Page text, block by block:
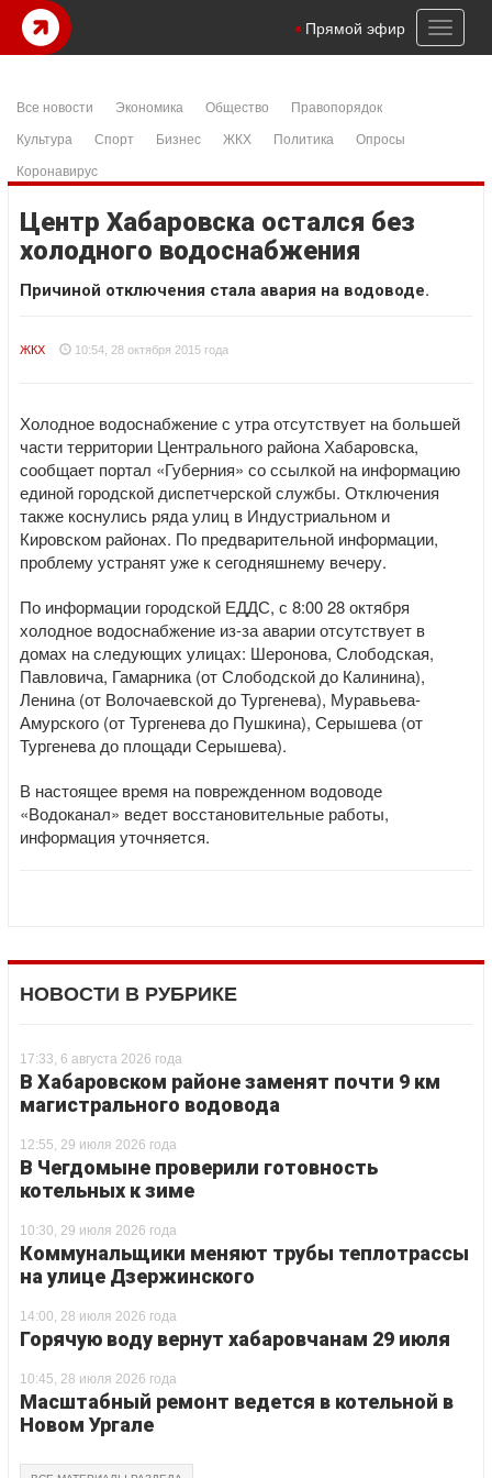
Toggle
Прямой эфир
Все новости Экономика Общество
Правопорядок
Культура
Спорт Бизнес ЖКХ Политика
Опросы
Коронавирус
Центр Хабаровска остался без
холодного водоснабжения
Причиной отключения стала авария на водоводе.
ЖКХ 10:54, 28 октября 2015 года
Холодное водоснабжение с утра отсутствует на большей
части территории Центрального района Хабаровска,
сообщает портал «Губерния» со ссылкой на информацию
единой городской диспетчерской службы. Отключения
также коснулись ряда улиц в Индустриальном и
Кировском районах. По предварительной информации,
проблему устранят уже к сегодняшнему вечеру.
По информации городской ЕДДС, с 8:00 28 октября
холодное водоснабжение из-за аварии отсутствует в
домах на следующих улицах: Шеронова, Слободская,
Павловича, Гамарника (от Слободской до Калинина),
Ленина (от Волочаевской до Тургенева), Муравьева-
Амурского (от Тургенева до Пушкина), Серышева (от
Тургенева до площади Серышева).
В настоящее время на поврежденном водоводе
«Водоканал» ведет восстановительные работы,
информация уточняется.
НОВОСТИ В РУБРИКЕ
17:33, 6 августа 2026 года
В Хабаровском районе заменят почти 9 км
магистрального водовода
12:55, 29 июля 2026 года
В Чегдомыне проверили готовность
котельных к зиме
10:30, 29 июля 2026 года
Коммунальщики меняют трубы теплотрассы
на улице Дзержинского
14:00, 28 июля 2026 года
Горячую воду вернут хабаровчанам 29 июля
10:45, 28 июля 2026 года
Масштабный ремонт ведется в котельной в
Новом Ургале